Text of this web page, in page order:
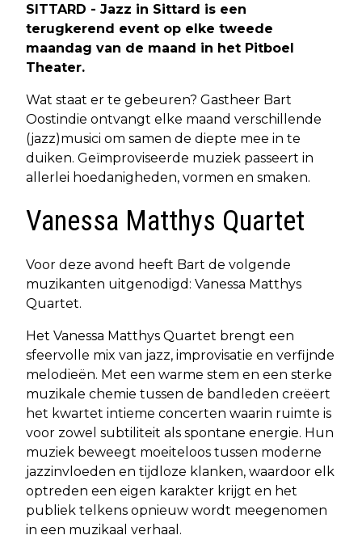
SITTARD - Jazz in Sittard is een
terugkerend event op elke tweede
maandag van de maand in het Pitboel
Theater.
Wat staat er te gebeuren? Gastheer Bart
Oostindie ontvangt elke maand verschillende
(jazz)musici om samen de diepte mee in te
duiken. Geïmproviseerde muziek passeert in
allerlei hoedanigheden, vormen en smaken.
Vanessa Matthys Quartet
Voor deze avond heeft Bart de volgende
muzikanten uitgenodigd: Vanessa Matthys
Quartet.
Het Vanessa Matthys Quartet brengt een
sfeervolle mix van jazz, improvisatie en verfijnde
melodieën. Met een warme stem en een sterke
muzikale chemie tussen de bandleden creëert
het kwartet intieme concerten waarin ruimte is
voor zowel subtiliteit als spontane energie. Hun
muziek beweegt moeiteloos tussen moderne
jazzinvloeden en tijdloze klanken, waardoor elk
optreden een eigen karakter krijgt en het
publiek telkens opnieuw wordt meegenomen
in een muzikaal verhaal.